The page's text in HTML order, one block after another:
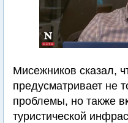
Мисежников сказал,
предусматривает не
проблемы, но также
туристической